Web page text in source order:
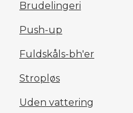
Brudelingeri
Push-up
Fuldskåls-bh'er
Stropløs
Uden vattering